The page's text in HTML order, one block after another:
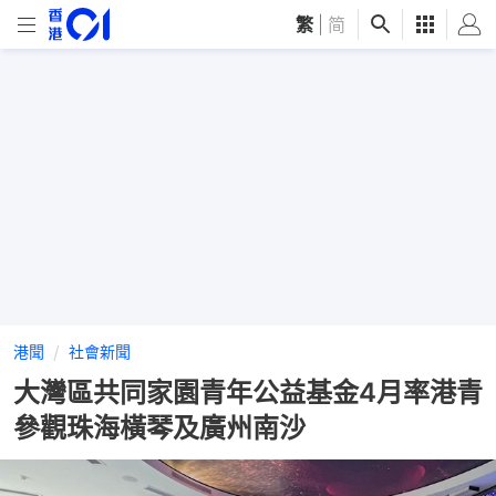
繁 简
港聞 社會新聞
大灣區共同家園青年公益基金4月率港青
參觀珠海橫琴及廣州南沙